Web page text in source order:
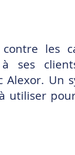
les
à ses
Alexor. Un
utiliser